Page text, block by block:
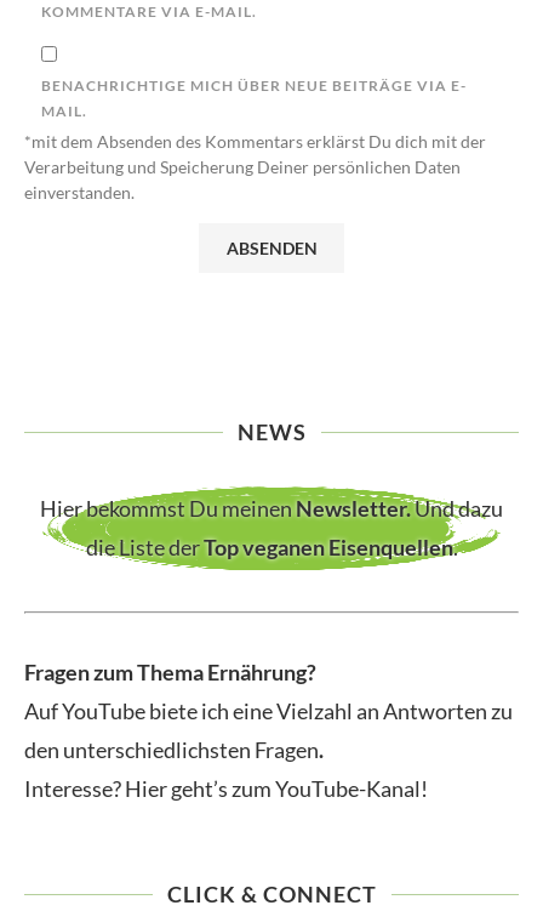
KOMMENTARE VIA E-MAIL.
BENACHRICHTIGE MICH ÜBER NEUE BEITRÄGE VIA E-
MAIL.
*mit dem Absenden des Kommentars erklärst Du dich mit der
Verarbeitung und Speicherung Deiner persönlichen Daten
einverstanden.
NEWS
Hier bekommst Du meinenNewsletter.Und dazu
die Liste derTop veganen Eisenquellen.
Fragen zum Thema Ernährung?
Auf YouTube biete ich eine Vielzahl an Antworten zu
den unterschiedlichsten Fragen.
Interesse? Hier geht’s zum YouTube-Kanal!
CLICK & CONNECT